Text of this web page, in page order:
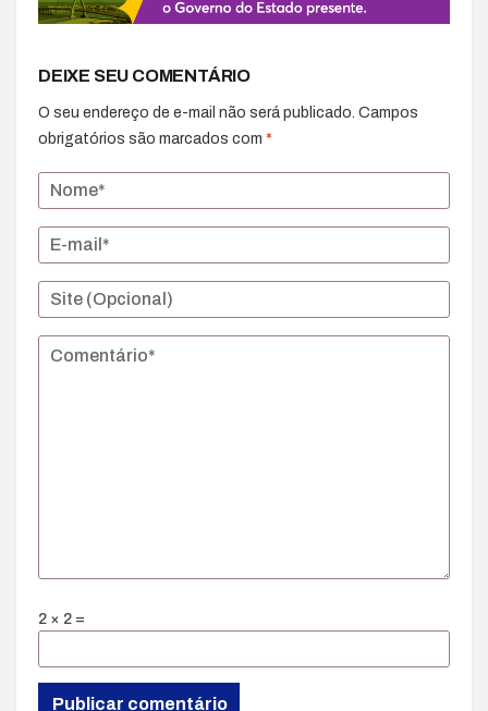
DEIXE SEU COMENTÁRIO
O seu endereço de e-mail não será publicado. Campos
obrigatórios são marcados com *
2 × 2 =